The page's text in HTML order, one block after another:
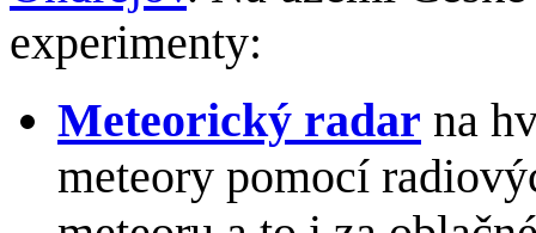
experimenty:
Meteorický radar na
meteory pomocí